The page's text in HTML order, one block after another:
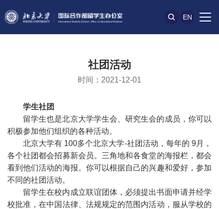
EN
社团活动
时间：2021-12-01
学生社团
留学生也是北京大学学生会、研究生会的成员，你可以
积极参加他们组织的各种活动。
北京大学有 100多个北京大学-社团活动，每年的 9月，
各个社团都会招募新会员。三角地和各食堂的海报栏，都会
看到他们活动的海报。你可以根据自己的兴趣和爱好，参加
不同的社团活动。
留学生在校内成立联谊团体，必须提出书面申请并经学
校批准，在中国法律、法规规定的范围内活动，服从学校的